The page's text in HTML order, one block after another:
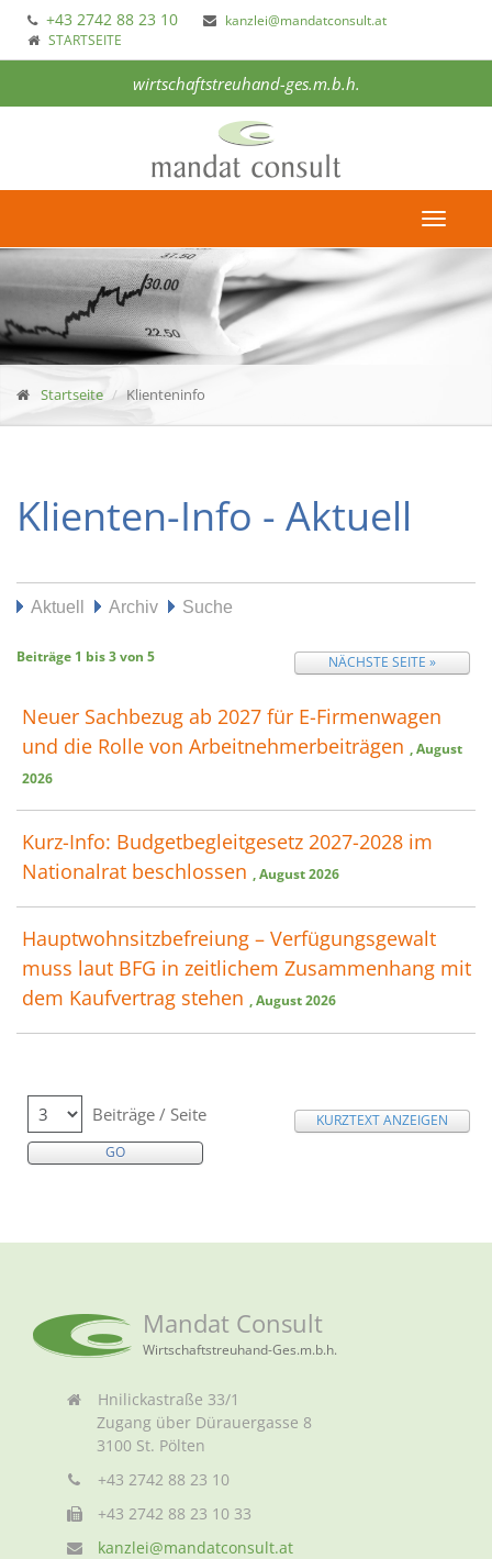
+43 2742 88 23 10
kanzlei@mandatconsult.at
STARTSEITE
wirtschaftstreuhand-ges.m.b.h.
Toggle
Startseite Klienteninfo
Klienten-Info - Aktuell
Aktuell Archiv Suche
Beiträge 1 bis3von 5 NÄCHSTE SEITE »
Neuer Sachbezug ab 2027 für E-Firmenwagen
und die Rolle von Arbeitnehmer​­beiträgen , August
2026
Kurz-Info: Budgetbegleitgesetz 2027-2028 im
Nationalrat beschlossen , August 2026
Hauptwohnsitz​­befreiung – Verfügungsgewalt
muss laut BFG in zeitlichem Zusammenhang mit
dem Kaufvertrag stehen , August 2026
Beiträge / Seite KURZTEXT ANZEIGEN
Mandat Consult
Wirtschaftstreuhand-Ges.m.b.h.
Hnilickastraße 33/1
Zugang über Dürauergasse 8
3100 St. Pölten
+43 2742 88 23 10
+43 2742 88 23 10 33
kanzlei@mandatconsult.at